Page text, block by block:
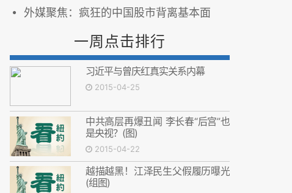
外媒聚焦：疯狂的中国股市背离基本面
一周点击排行
习近平与曾庆红真实关系内幕
2015-04-25
中共高层再爆丑闻 李长春“后宫”也
是央视？(图)
2015-04-22
越描越黑！江泽民生父假履历曝光
(组图)